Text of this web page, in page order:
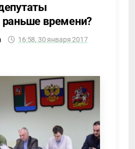
раньше времени?
16:58, 30 января 2017